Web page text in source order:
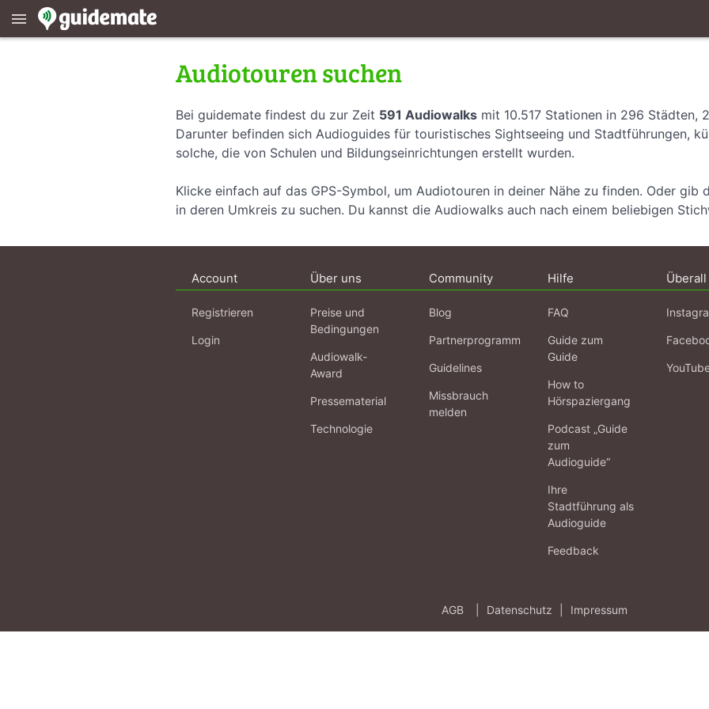
menu
Audiotouren suchen
Bei guidemate findest du zur Zeit 591 Audiowalks mit 10.517 Stationen in 296 Städten,
Darunter befinden sich Audioguides für touristisches Sightseeing und Stadtführungen,
solche, die von Schulen und Bildungseinrichtungen erstellt wurden.
Klicke einfach auf das GPS-Symbol, um Audiotouren in deiner Nähe zu finden. Oder gib
in deren Umkreis zu suchen. Du kannst die Audiowalks auch nach einem beliebigen
Account
Registrieren
Login
Über uns
Preise und
Bedingungen
Audiowalk-
Award
Pressematerial
Technologie
Community
Blog
Partnerprogramm
Guidelines
Missbrauch
melden
Hilfe
FAQ
Guide zum
Guide
How to
Hörspaziergang
Podcast „Guide
zum
Audioguide“
Ihre
Stadtführung als
Audioguide
Feedback
Überall
AGB Datenschutz Impressum